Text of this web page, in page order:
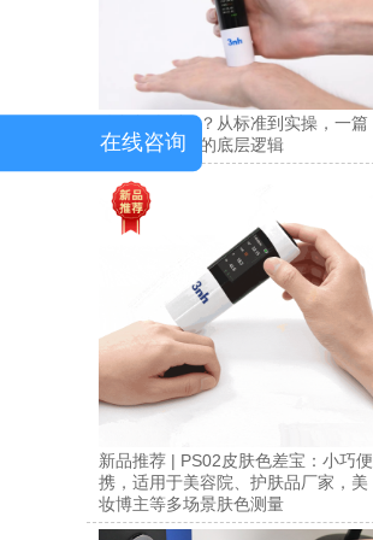
肤色怎么测量？从标准到实操，一篇
讲透肤色检测的底层逻辑
新品推荐 | PS02皮肤色差宝：小巧便
携，适用于美容院、护肤品厂家，美
妆博主等多场景肤色测量
在线咨询